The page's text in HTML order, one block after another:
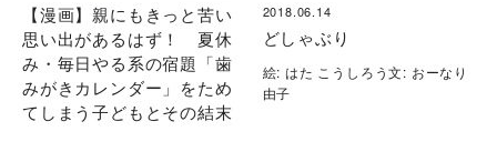
【漫画】親にもきっと苦い
思い出があるはず！ 夏休
み・毎日やる系の宿題「歯
みがきカレンダー」をため
てしまう子どもとその結末
2018.06.14
どしゃぶり
絵: はた こうしろう文: おーなり
由子